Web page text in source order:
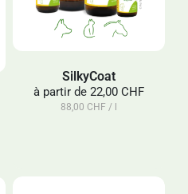
SilkyCoat
à partir de 22,00 CHF
88,00 CHF / l